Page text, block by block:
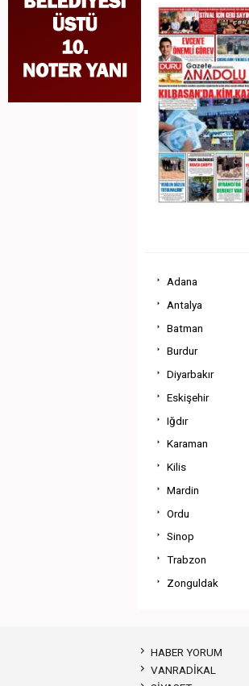
Adana
Antalya
Batman
Burdur
Diyarbakır
Eskişehir
Iğdır
Karaman
Kilis
Mardin
Ordu
Sinop
Trabzon
Zonguldak
HABER YORUM
VANRADİKAL